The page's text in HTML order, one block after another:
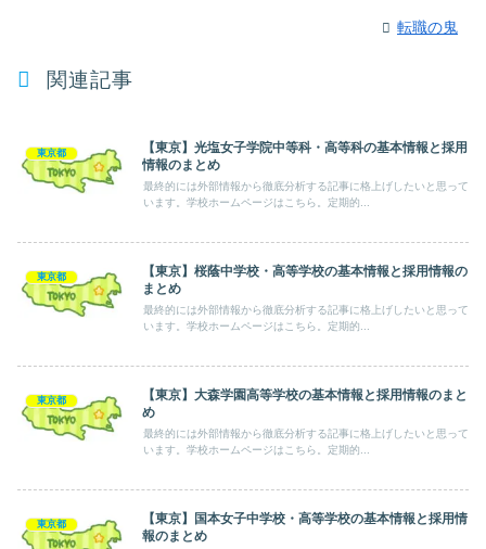
転職の鬼
関連記事
東京都
【東京】光塩女子学院中等科・高等科の基本情報と採用
情報のまとめ
最終的には外部情報から徹底分析する記事に格上げしたいと思って
います。学校ホームページはこちら。定期的...
東京都
【東京】桜蔭中学校・高等学校の基本情報と採用情報の
まとめ
最終的には外部情報から徹底分析する記事に格上げしたいと思って
います。学校ホームページはこちら。定期的...
東京都
【東京】大森学園高等学校の基本情報と採用情報のまと
め
最終的には外部情報から徹底分析する記事に格上げしたいと思って
います。学校ホームページはこちら。定期的...
東京都
【東京】国本女子中学校・高等学校の基本情報と採用情
報のまとめ